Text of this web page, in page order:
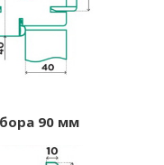
90 мм